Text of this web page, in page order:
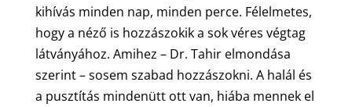
kihívás minden nap, minden perce. Félelmetes,
hogy a néző is hozzászokik a sok véres végtag
látványához. Amihez – Dr. Tahir elmondása
szerint – sosem szabad hozzászokni. A halál és
a pusztítás mindenütt ott van, hiába mennek el